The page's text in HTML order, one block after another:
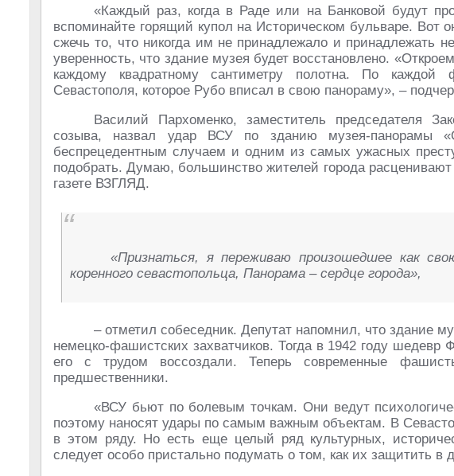
«Каждый раз, когда в Раде или на Банковой будут
вспоминайте горящий купол на Историческом бульваре. Вот
сжечь то, что никогда им не принадлежало и принадлежать
уверенность, что здание музея будет восстановлено.
каждому квадратному сантиметру полотна. По
Севастополя, которое Рубо вписал в свою панораму», –
Василий Пархоменко, заместитель председателя
созыва, назвал удар ВСУ по зданию музея-панорамы
беспрецедентным случаем и одним из самых ужасных
подобрать. Думаю, большинство жителей города расценивают
газете ВЗГЛЯД.
«Признаться, я переживаю произошедшее как
коренного севастопольца, Панорама – сердце города»,
– отметил собеседник. Депутат напомнил, что здание
немецко-фашистских захватчиков. Тогда в 1942 году шедевр
его с трудом воссоздали. Теперь современные
предшественники.
«ВСУ бьют по болевым точкам. Они ведут
поэтому наносят удары по самым важным объектам. В
в этом ряду. Но есть еще целый ряд культурных,
следует особо пристально подумать о том, как их защитить